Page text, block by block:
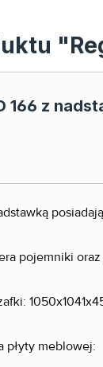
166 z
pojemniki
płyty meblowej: